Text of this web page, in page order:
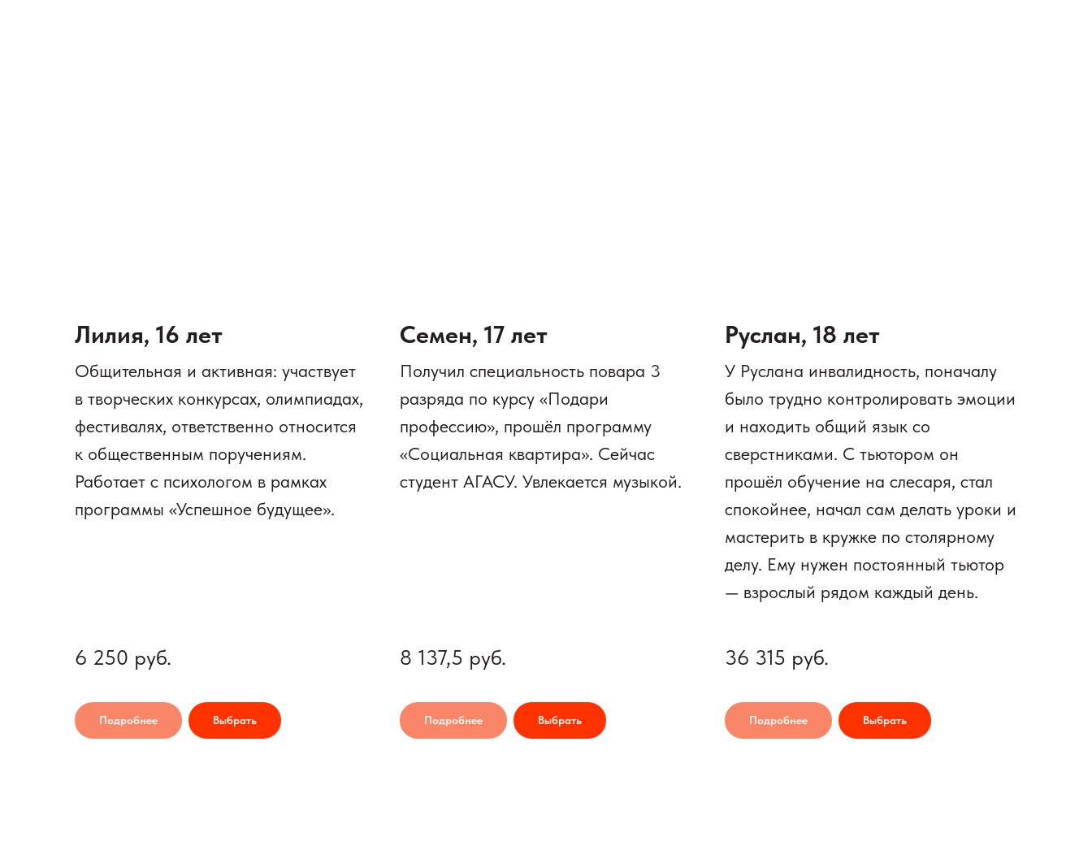
Лилия, 16 лет
Общительная и активная: участвует
в творческих конкурсах, олимпиадах,
фестивалях, ответственно относится
к общественным поручениям.
Работает с психологом в рамках
программы «Успешное будущее».
6 250 руб.
Подробнее Выбрать
Семен, 17 лет
Получил специальность повара 3
разряда по курсу «Подари
профессию», прошёл программу
«Социальная квартира». Сейчас
студент АГАСУ. Увлекается музыкой.
8 137,5 руб.
Подробнее Выбрать
Руслан, 18 лет
У Руслана инвалидность, поначалу
было трудно контролировать эмоции
и находить общий язык со
сверстниками. С тьютором он
прошёл обучение на слесаря, стал
спокойнее, начал сам делать уроки и
мастерить в кружке по столярному
делу. Ему нужен постоянный тьютор
— взрослый рядом каждый день.
36 315 руб.
Подробнее Выбрать